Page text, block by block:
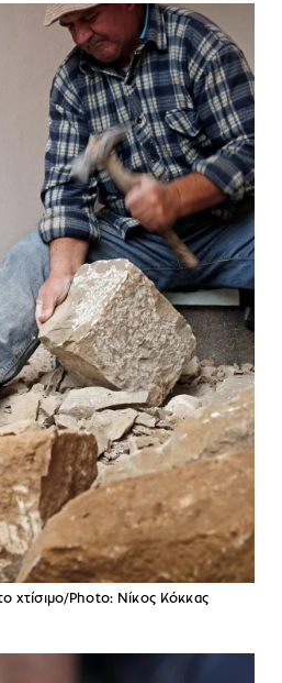
χτίσιμο/Photo: Νίκος Κόκκας